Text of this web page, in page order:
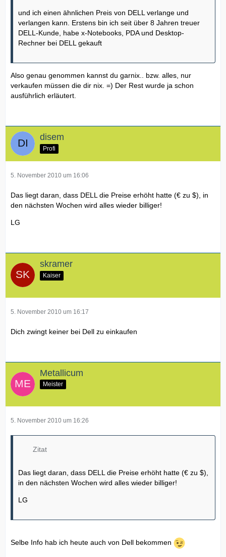
und ich einen ähnlichen Preis von DELL verlange und
verlangen kann. Erstens bin ich seit über 8 Jahren treuer
DELL-Kunde, habe x-Notebooks, PDA und Desktop-
Rechner bei DELL gekauft
Also genau genommen kannst du garnix.. bzw. alles, nur
verkaufen müssen die dir nix. =) Der Rest wurde ja schon
ausführlich erläutert.
disem
Profi
5. November 2010 um 16:06
Das liegt daran, dass DELL die Preise erhöht hatte (€ zu $), in
den nächsten Wochen wird alles wieder billiger!
LG
skramer
Kaiser
5. November 2010 um 16:17
Dich zwingt keiner bei Dell zu einkaufen
Metallicum
Meister
5. November 2010 um 16:26
Zitat
Das liegt daran, dass DELL die Preise erhöht hatte (€ zu $),
in den nächsten Wochen wird alles wieder billiger!
LG
Selbe Info hab ich heute auch von Dell bekommen